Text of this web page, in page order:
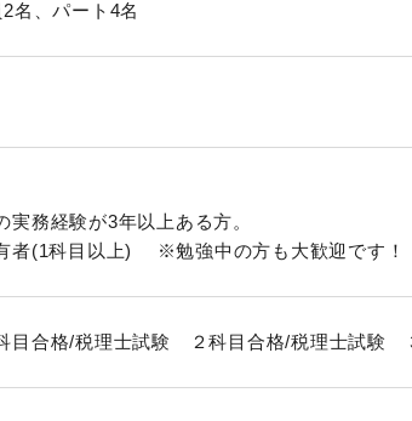
名、パート4名
実務経験が3年以上ある方。
者(1科目以上) ※勉強中の方も大歓迎です！
目合格/税理士試験 ２科目合格/税理士試験